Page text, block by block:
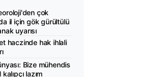
çok
il için gök gürültülü
uyarısı
haczinde hak ihlali
Bize mühendis
lazım